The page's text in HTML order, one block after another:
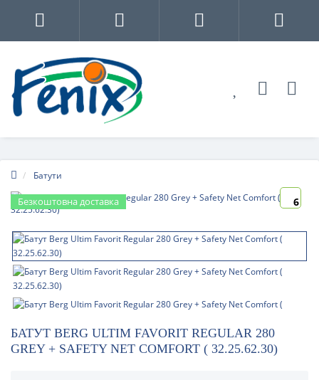
Батути
Безкоштовна доставка 6
БАТУТ BERG ULTIM FAVORIT REGULAR 280
GREY + SAFETY NET COMFORT ( 32.25.62.30)